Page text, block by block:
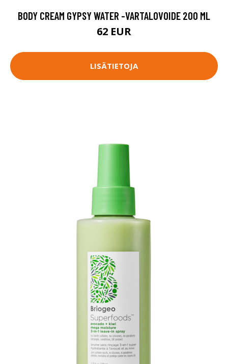
BODY CREAM GYPSY WATER -VARTALOVOIDE 200 ML
62 EUR
LISÄTIETOJA